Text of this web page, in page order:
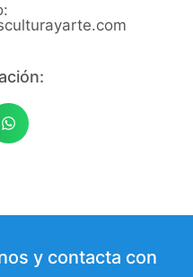
y contacta con